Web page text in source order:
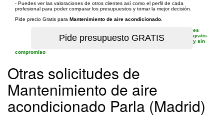
- Puedes ver las valoraciones de otros clientes así como el perfil de cada
profesional para poder comparar los presupuestos y tomar la mejor decisión.
Pide precio Gratis para Mantenimiento de aire acondicionado
es
gratis
y sin
compromiso
Otras solicitudes de
Mantenimiento de aire
acondicionado Parla (Madrid)